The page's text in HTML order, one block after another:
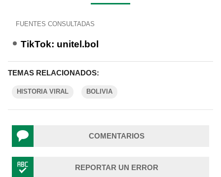
FUENTES CONSULTADAS
TikTok: unitel.bol
TEMAS RELACIONADOS:
HISTORIA VIRAL BOLIVIA
COMENTARIOS
REPORTAR UN ERROR